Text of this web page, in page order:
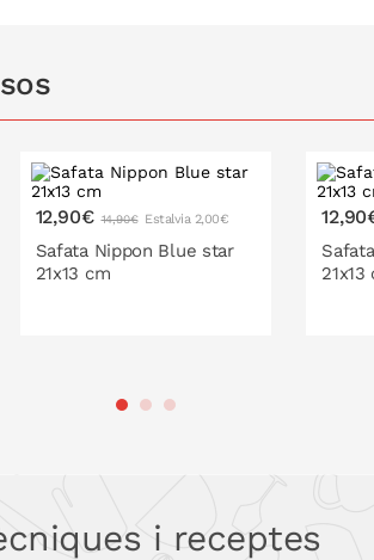
12,90€ 14,90€ Estalvia 2,00€
Safata Nippon Blue star
21x13 cm
21x13
i receptes